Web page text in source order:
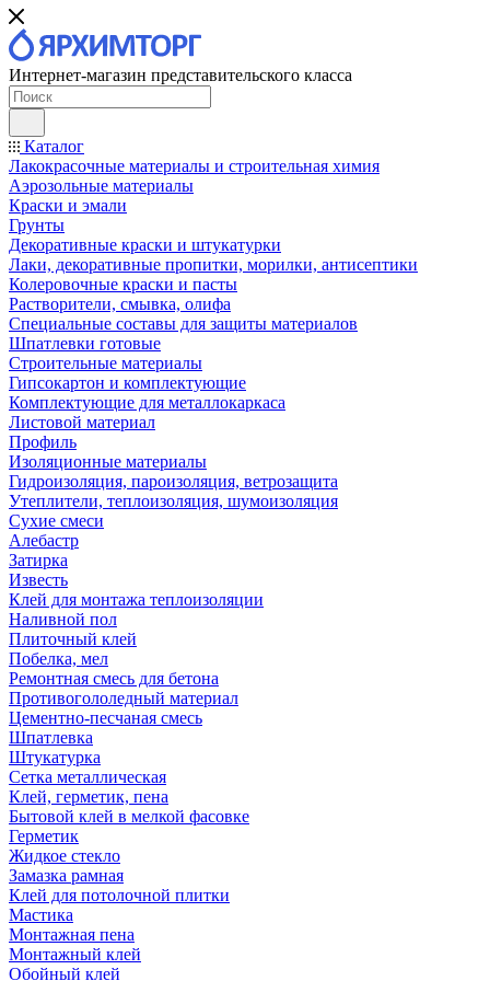
Интернет-магазин представительского класса
Каталог
Лакокрасочные материалы и строительная химия
Аэрозольные материалы
Краски и эмали
Грунты
Декоративные краски и штукатурки
Лаки, декоративные пропитки, морилки, антисептики
Колеровочные краски и пасты
Растворители, смывка, олифа
Специальные составы для защиты материалов
Шпатлевки готовые
Строительные материалы
Гипсокартон и комплектующие
Комплектующие для металлокаркаса
Листовой материал
Профиль
Изоляционные материалы
Гидроизоляция, пароизоляция, ветрозащита
Утеплители, теплоизоляция, шумоизоляция
Сухие смеси
Алебастр
Затирка
Известь
Клей для монтажа теплоизоляции
Наливной пол
Плиточный клей
Побелка, мел
Ремонтная смесь для бетона
Противогололедный материал
Цементно-песчаная смесь
Шпатлевка
Штукатурка
Сетка металлическая
Клей, герметик, пена
Бытовой клей в мелкой фасовке
Герметик
Жидкое стекло
Замазка рамная
Клей для потолочной плитки
Мастика
Монтажная пена
Монтажный клей
Обойный клей